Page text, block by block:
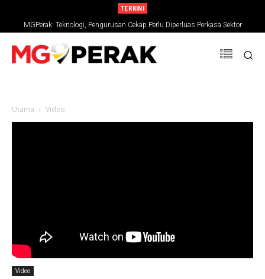
TERKINI
MGPerak: Teknologi, Pengurusan Cekap Perlu Diperluas Perkasa Sektor
Pertanian
Utama Video
Video